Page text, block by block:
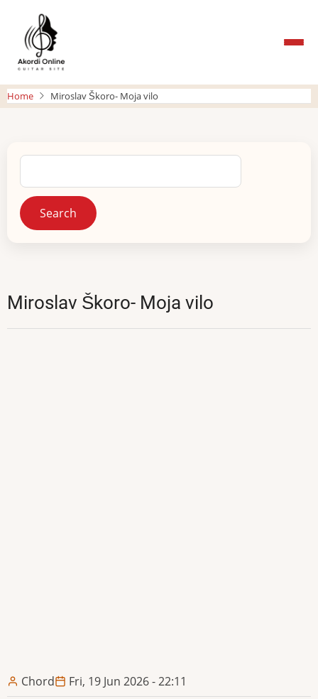
main
content
Home Miroslav Škoro- Moja vilo
Search
Miroslav Škoro- Moja vilo
Chord Fri, 19 Jun 2026 - 22:11